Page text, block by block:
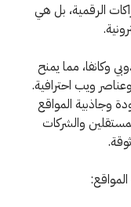
الرقمية، بل هي
وكانفا، مما يمنح
ويب احترافية.
وجاذبية المواقع
والشركات